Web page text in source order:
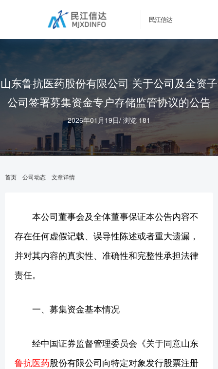
民江信达
山东鲁抗医药股份有限公司 关于公司及全资子
公司签署募集资金专户存储监管协议的公告
2026年01月19日/ 浏览 181
首页 公司动态 文章详情
本公司董事会及全体董事保证本公告内容不
存在任何虚假记载、误导性陈述或者重大遗漏，
并对其内容的真实性、准确性和完整性承担法律
责任。
一、募集资金基本情况
经中国证券监督管理委员会《关于同意山东
鲁抗医药股份有限公司向特定对象发行股票注册